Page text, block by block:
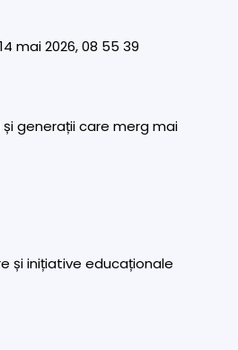
generații care merg mai
și inițiative educaționale